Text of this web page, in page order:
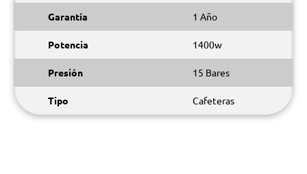
Garantía 1 Año
Potencia 1400w
Presión 15 Bares
Tipo Cafeteras